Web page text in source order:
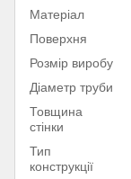
Матеріал
Поверхня
Розмір виробу
Діаметр труби
Товщина
стінки
Тип
конструкції